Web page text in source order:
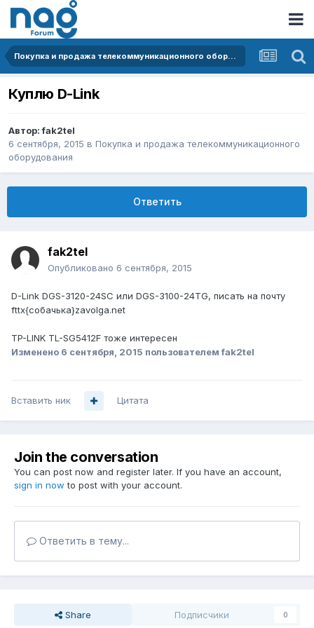
Покупка и продажа телекоммуникационного оборудования
Куплю D-Link
Автор:fak2tel
6 сентября, 2015 в Покупка и продажа телекоммуникационного
оборудования
Ответить
fak2tel
Опубликовано 6 сентября, 2015
D-Link DGS-3120-24SC или DGS-3100-24TG, писать на почту
fttx{собачька}zavolga.net
TP-LINK TL-SG5412F тоже интересен
Изменено 6 сентября, 2015 пользователем fak2tel
Вставить ник Цитата
Join the conversation
You can post now and register later. If you have an account,
sign in now to post with your account.
Ответить в тему...
Share Подписчики 0